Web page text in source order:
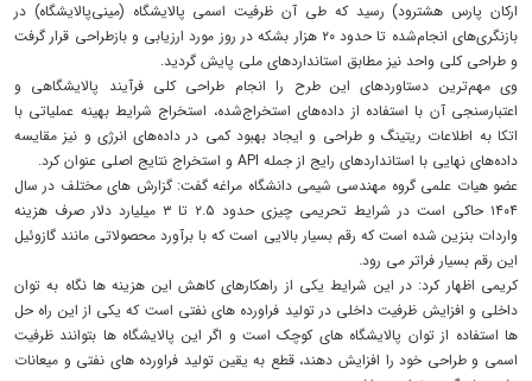
ارکان پارس هشترود) رسید که طی آن ظرفیت اسمی پالایشگاه (مینی‌پالایشگاه) در
بازنگری‌های انجام‌شده تا حدود ۲۰ هزار بشکه در روز مورد ارزیابی و بازطراحی قرار گرفت
و طراحی کلی واحد نیز مطابق استانداردهای ملی پایش گردید.
وی مهم‌ترین دستاوردهای این طرح را انجام طراحی کلی فرآیند پالایشگاهی و
اعتبارسنجی آن با استفاده از داده‌های استخراج‌شده، استخراج شرایط بهینه عملیاتی با
اتکا به اطلاعات ریتینگ و طراحی و ایجاد بهبود کمی در داده‌های انرژی و نیز مقایسه
داده‌های نهایی با استانداردهای رایج از جمله API و استخراج نتایج اصلی عنوان کرد.
عضو هیات علمی گروه مهندسی شیمی دانشگاه مراغه گفت: گزارش های مختلف در سال
۱۴۰۴ حاکی است در شرایط تحریمی چیزی حدود ۲.۵ تا ۳ میلیارد دلار صرف هزینه
واردات بنزین شده است که رقم بسیار بالایی است که با برآورد محصولاتی مانند گازوئیل
این رقم بسیار فراتر می رود.
کریمی اظهار کرد: در این شرایط یکی از راهکارهای کاهش این هزینه ها نگاه به توان
داخلی و افزایش ظرفیت داخلی در تولید فراورده های نفتی است که یکی از این راه حل
ها استفاده از توان پالایشگاه های کوچک است و اگر این پالایشگاه ها بتوانند ظرفیت
اسمی و طراحی خود را افزایش دهند، قطع به یقین تولید فراورده های نفتی و میعانات